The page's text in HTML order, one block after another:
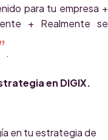
para tu empresa +
+ Realmente se
.
en DIGIX.
en tu estrategia de